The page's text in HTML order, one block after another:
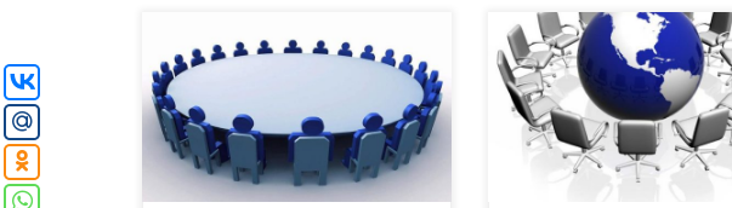
21 ноября 2019 в День российского
бухгалтера в 16-00 пройдет очередная
встреча бухгалтеров и руководителей НКО
Краснодарского края, организованная
Ассоциацией «Клуб бухгалтеров и аудиторов
некоммерческих
Приглашение Рады Вам сообщить,
декабря 2019 года в г. Москве
ежегодная Всероссийская
«ГОСГРАНТ», ставшая за десять лет
проведения эффективной площадкой
обсуждения вопросов